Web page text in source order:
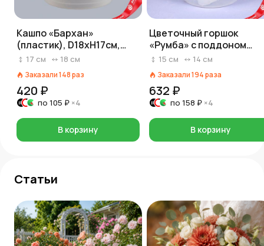
Кашпо «Бархан»
(пластик), D18xH17см,
2,25л, прозрачный
17 см 18 см
Заказали148раз
420 ₽
по 105 ₽ ×4
В корзину
Цветочный горшок
«Румба» с поддоном
(пластик), D14xH14,5см,
15 см 14 см
Заказали194раза
632 ₽
по 158 ₽ ×4
В корзину
Статьи